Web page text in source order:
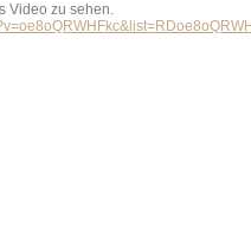
Video zu sehen.